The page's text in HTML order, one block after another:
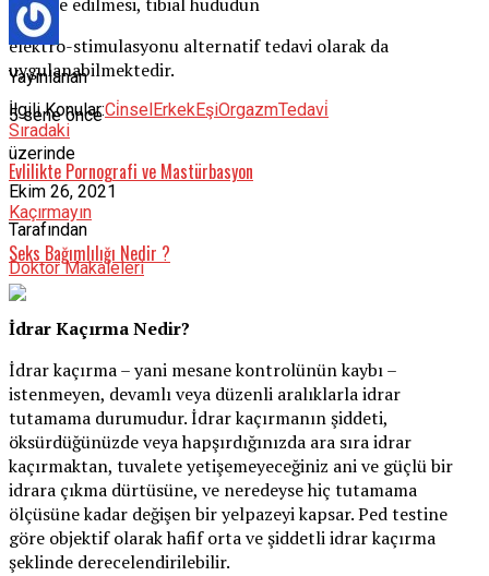
elektro-stimulasyonu alternatif tedavi olarak da
uygulanabilmektedir.
İlgili Konular:Ci̇nselErkekEşiOrgazmTedavi̇
Sıradaki
Evlilikte Pornografi ve Mastürbasyon
Kaçırmayın
Seks Bağımlılığı Nedir ?
Yayınlanan
5 sene önce
üzerinde
Ekim 26, 2021
Tarafından
Doktor Makaleleri
İdrar Kaçırma Nedir?
İdrar kaçırma – yani mesane kontrolünün kaybı –
istenmeyen, devamlı veya düzenli aralıklarla idrar
tutamama durumudur. İdrar kaçırmanın şiddeti,
öksürdüğünüzde veya hapşırdığınızda ara sıra idrar
kaçırmaktan, tuvalete yetişemeyeceğiniz ani ve güçlü bir
idrara çıkma dürtüsüne, ve neredeyse hiç tutamama
ölçüsüne kadar değişen bir yelpazeyi kapsar. Ped testine
göre objektif olarak hafif orta ve şiddetli idrar kaçırma
şeklinde derecelendirilebilir.